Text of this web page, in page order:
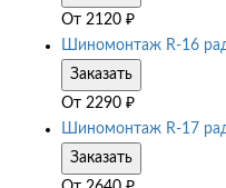
От 2120 ₽
Шиномонтаж R-16
Заказать
От 2290 ₽
Шиномонтаж R-17
Заказать